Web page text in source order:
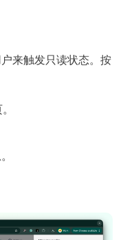
来触发只读状态。按